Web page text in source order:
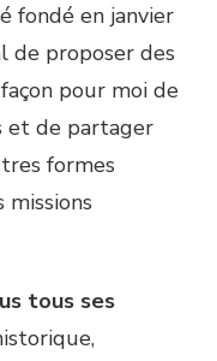
fondé en janvier
de proposer des
pour moi de
et de partager
formes
missions
tous ses